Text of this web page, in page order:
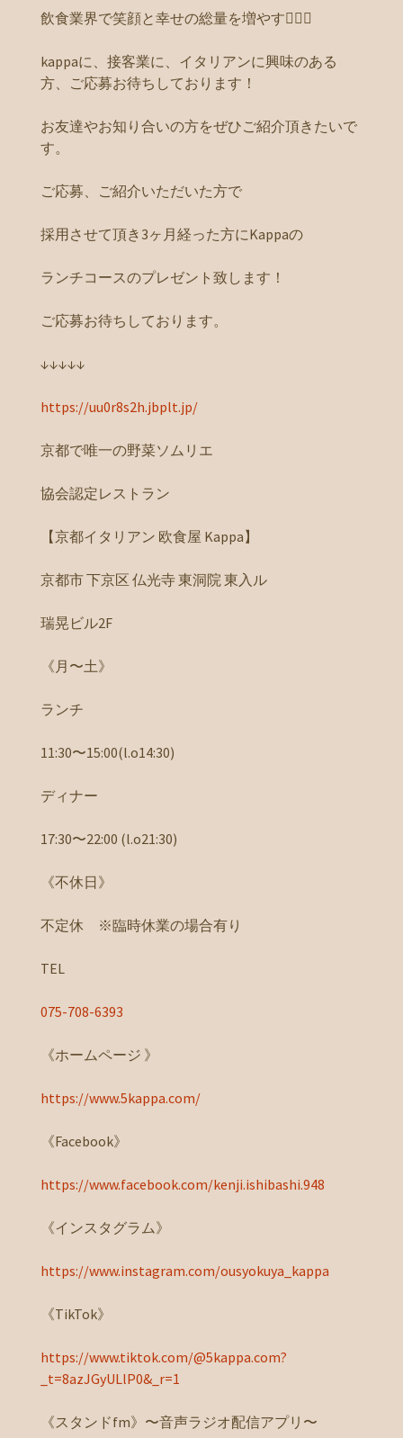
飲食業界で笑顔と幸せの総量を増やす
kappaに、接客業に、イタリアンに興味のある
方、ご応募お待ちしております！
お友達やお知り合いの方をぜひご紹介頂きたいで
す。
ご応募、ご紹介いただいた方で
採用させて頂き3ヶ月経った方にKappaの
ランチコースのプレゼント致します！
ご応募お待ちしております。
↓↓↓↓↓
https://uu0r8s2h.jbplt.jp/
京都で唯一の野菜ソムリエ
協会認定レストラン
【京都イタリアン 欧食屋 Kappa】
京都市 下京区 仏光寺 東洞院 東入ル
瑞晃ビル2F
《月〜土》
ランチ
11:30〜15:00(l.o14:30)
ディナー
17:30〜22:00 (l.o21:30)
《不休日》
不定休 ※臨時休業の場合有り
TEL
075-708-6393
《ホームページ 》
https://www.5kappa.com/
《Facebook》
https://www.facebook.com/kenji.ishibashi.948
《インスタグラム》
https://www.instagram.com/ousyokuya_kappa
《TikTok》
https://www.tiktok.com/@5kappa.com?
_t=8azJGyULlP0&_r=1
《スタンドfm》〜音声ラジオ配信アプリ〜